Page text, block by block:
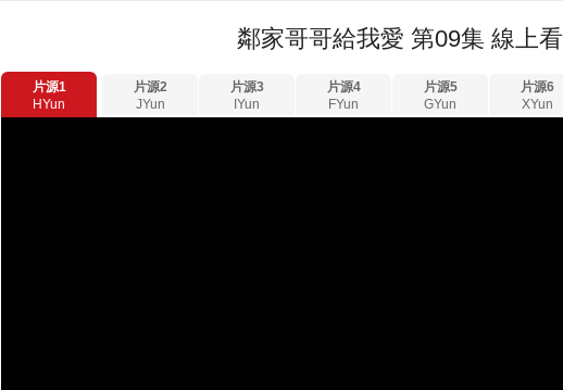
鄰家哥哥給我愛 第09集 線上看
片源1
HYun
片源2
JYun
片源3
IYun
片源4
FYun
片源5
GYun
片源6
XYun